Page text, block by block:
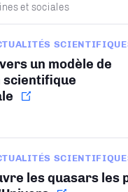
et sociales
un modèle de
les quasars les